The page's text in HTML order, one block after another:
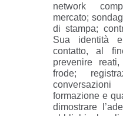
network
mercato;
di stampa;
Sua identità
contatto, al
prevenire
frode;
formazione e
dimostrare